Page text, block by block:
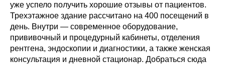
уже успело получить хорошие отзывы от пациентов.
Трехэтажное здание рассчитано на 400 посещений в
день. Внутри — современное оборудование,
прививочный и процедурный кабинеты, отделения
рентгена, эндоскопии и диагностики, а также женская
консультация и дневной стационар. Добраться сюда